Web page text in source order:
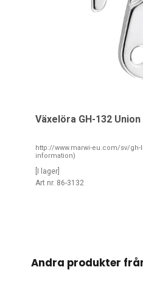
Växelöra GH-132 Union
http://www.marwi-eu.com/sv/gh-
information)
[I lager]
Art nr. 86-3132
Andra produkter